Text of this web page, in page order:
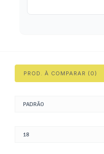
PROD. À COMPARAR (0)